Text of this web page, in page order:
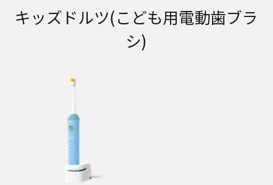
キッズドルツ(こども用電動歯ブラ
シ)